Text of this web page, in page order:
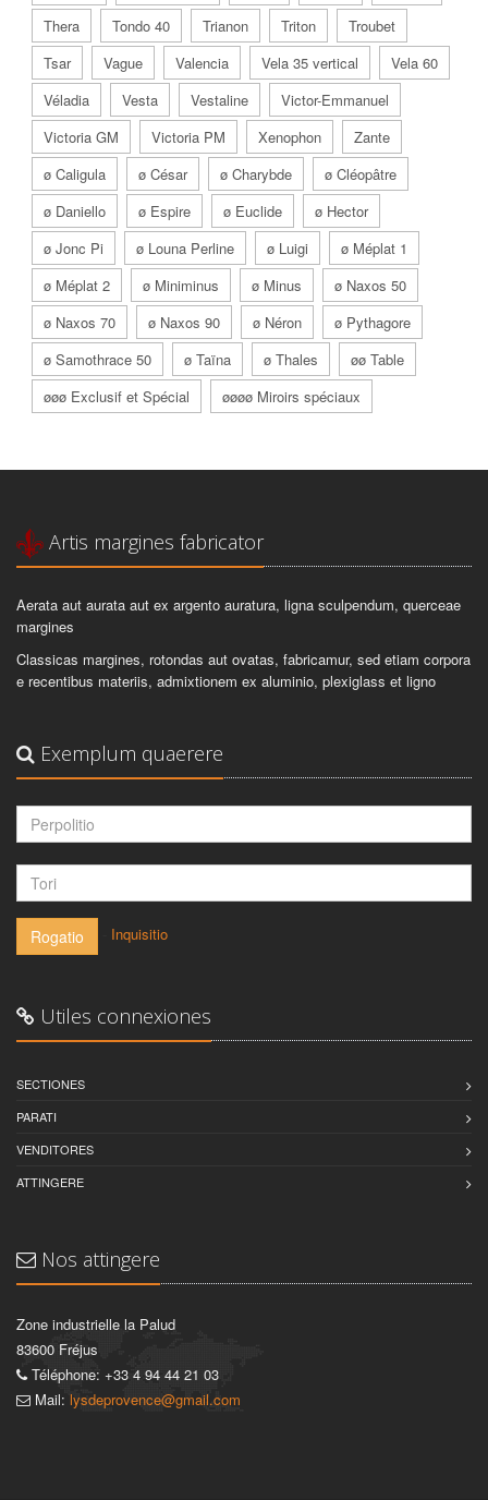
Thera
Tondo 40 Trianon Triton
Troubet
Tsar
Vague Valencia Vela 35 vertical
Vela 60
Véladia
Vesta Vestaline
Victor-Emmanuel
Victoria GM
Victoria PM Xenophon
Zante
ø Caligula
ø César ø Charybde
ø Cléopâtre
ø Daniello
ø Espire ø Euclide
ø Hector
ø Jonc Pi
ø Louna Perline ø Luigi
ø Méplat 1
ø Méplat 2
ø Miniminus ø Minus
ø Naxos 50
ø Naxos 70
ø Naxos 90 ø Néron
ø Pythagore
ø Samothrace 50
ø Taïna ø Thales
øø Table
øøø Exclusif et Spécial
øøøø Miroirs spéciaux
Artis margines fabricator
Aerata aut aurata aut ex argento auratura, ligna sculpendum, querceae
margines
Classicas margines, rotondas aut ovatas, fabricamur, sed etiam corpora
e recentibus materiis, admixtionem ex aluminio, plexiglass et ligno
Exemplum quaerere
Rogatio Inquisitio
Utiles connexiones
SECTIONES
PARATI
VENDITORES
ATTINGERE
Nos attingere
Zone industrielle la Palud
83600 Fréjus
Téléphone: +33 4 94 44 21 03
Mail: lysdeprovence@gmail.com